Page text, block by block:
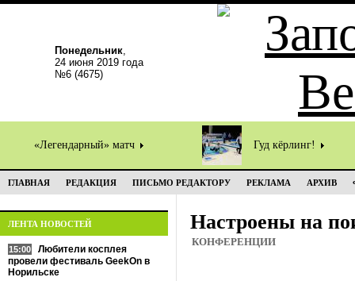
Понедельник,
24 июня 2019 года
№6 (4675)
«Легендарный» матч Гуд кёрлинг!
ГЛАВНАЯ РЕДАКЦИЯ ПИСЬМО РЕДАКТОРУ РЕКЛАМА АРХИВ
ЛЕНТА НОВОСТЕЙ
15:00
Любители косплея
провели фестиваль GeekOn в
Норильске
Настроены на
КОНФЕРЕНЦИИ